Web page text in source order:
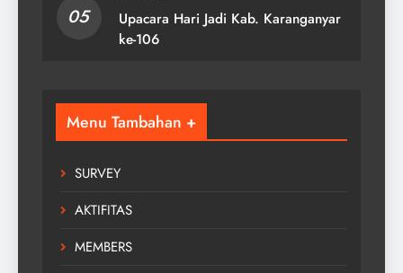
05
Upacara Hari Jadi Kab. Karanganyar
ke-106
Menu Tambahan +
SURVEY
AKTIFITAS
MEMBERS